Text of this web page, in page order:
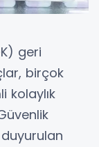
geri
birçok
kolaylık